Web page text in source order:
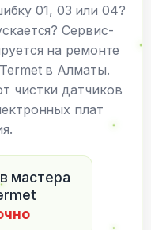
01, 03 или 04?
Сервис-
на ремонте
Termet в Алматы.
чистки датчиков
плат
мастера